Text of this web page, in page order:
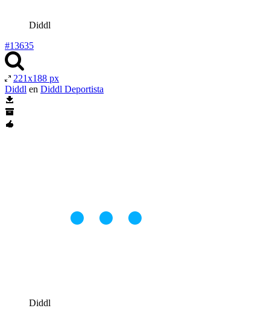
Diddl
#13635
221x188 px
Diddl en Diddl Deportista
Diddl